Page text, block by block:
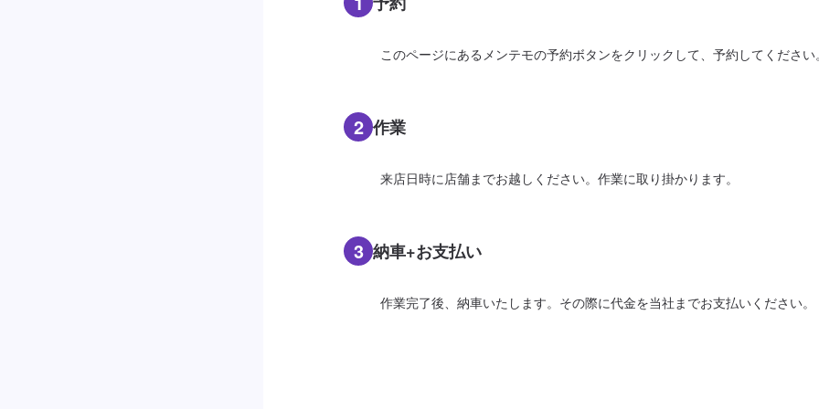
このページにあるメンテモの予約ボタンをクリックして、予約してください
2 作業
来店日時に店舗までお越しください。作業に取り掛かります。
3 納車+お支払い
作業完了後、納車いたします。その際に代金を当社までお支払いください。